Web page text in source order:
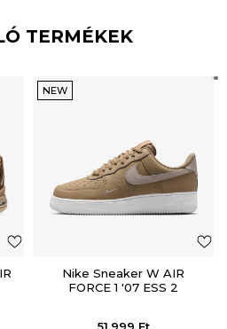
TERMÉKEK
NEW
Nike Sneaker W AIR
FORCE 1 '07 ESS 2